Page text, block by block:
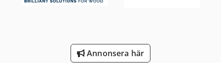
Verktyg För MätningAnnonsera här